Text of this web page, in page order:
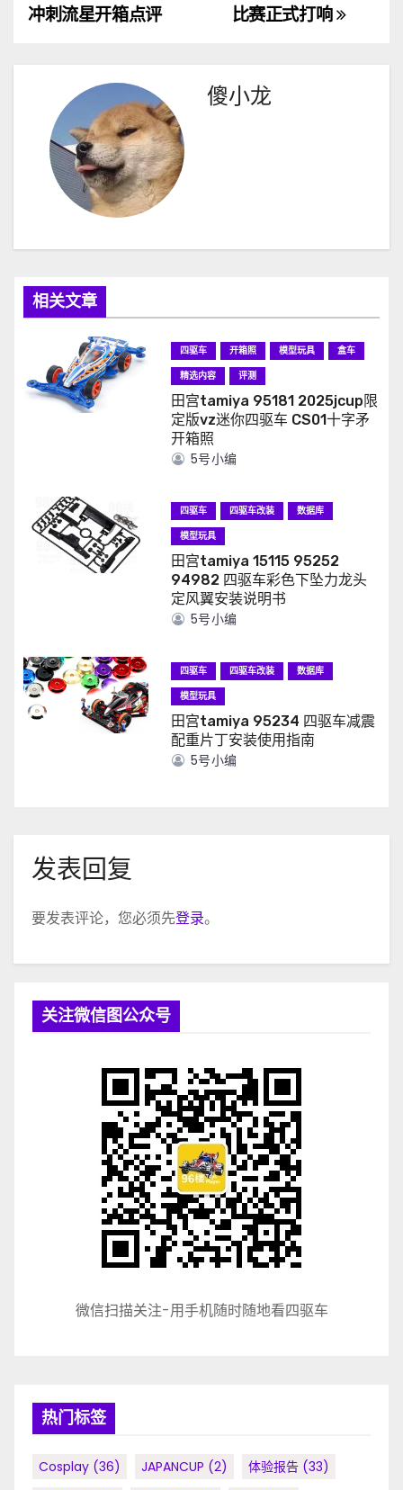
章
比赛正式打响
冲刺流星开箱点评
傻小龙
相关文章
四驱车 开箱照 模型玩具
盒车
精选内容
评测
田宫tamiya 95181 2025jcup限
定版vz迷你四驱车 CS01十字矛
开箱照
5号小编
四驱车 四驱车改装
数据库
模型玩具
田宫tamiya 15115 95252
94982 四驱车彩色下坠力龙头
定风翼安装说明书
5号小编
四驱车 四驱车改装
数据库
模型玩具
田宫tamiya 95234 四驱车减震
配重片丁安装使用指南
5号小编
发表回复
要发表评论，您必须先登录。
关注微信图公众号
微信扫描关注-用手机随时随地看四驱车
热门标签
Cosplay (36) JAPANCUP (2) 体验报告 (33)